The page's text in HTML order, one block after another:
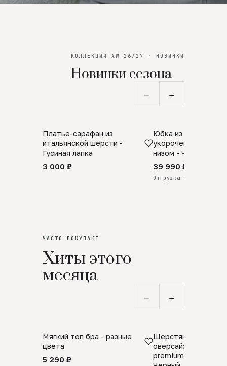
КОЛЛЕКЦИЯ AW 26/27 · НОВИНКИ
Новинки сезона
← →
SALE
Платье-сарафан из
итальянской шерсти -
Гусиная лапка
3 000 ₽
ПРЕДЗАКАЗ
Юбка из
укороченная с
низом - Черный
39 990 ₽
Отгрузка через 25 дней
ЧАСТО ПОКУПАЮТ
Хиты этого
месяца
← →
Мягкий топ бра - разные
цвета
5 290 ₽
Шерстяной свитер
оверсайз 100%
premium merino